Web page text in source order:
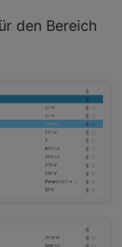
den Bereich